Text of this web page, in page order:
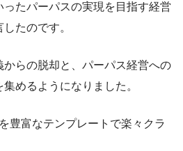
たパーパスの実現を目指す経営
たのです。
からの脱却と、パーパス経営への
めるようになりました。
豊富なテンプレートで楽々クラ